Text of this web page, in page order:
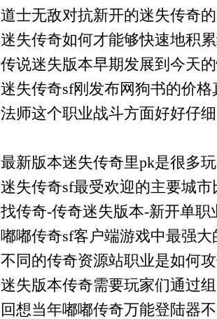
道士无敌对抗新开的迷失传奇
迷失传奇如何才能够快速地积
传说迷失版本早期发展到今天
迷失传奇sf刚发布网狗书的价
法师这个职业战斗方面好好仔
最新版本迷失传奇里pk是很多
迷失传奇sf最受欢迎的主要城市
找传奇-传奇迷失版本-新开单
嘟嘟传奇sf客户端游戏中最强大
不同的传奇资源站职业是如何
迷失版本传奇需要玩家们通过
回想当年嘟嘟传奇万能登陆器